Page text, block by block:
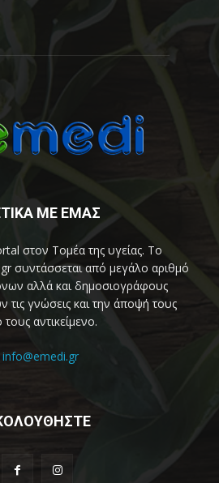
ΜΕ ΕΜΑΣ
στον Τομέα της υγείας. Το
συντάσσεται από μεγάλο αριθμό
αλλά και δημοσιογράφους
γνώσεις και την άποψή τους
αντικείμενο.
info@emedi.gr